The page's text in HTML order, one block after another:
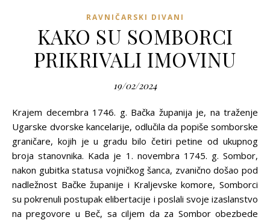
RAVNIČARSKI DIVANI
KAKO SU SOMBORCI
PRIKRIVALI IMOVINU
19/02/2024
Krajem decembra 1746. g. Bačka županija je, na traženje
Ugarske dvorske kancelarije, odlučila da popiše somborske
graničare, kojih je u gradu bilo četiri petine od ukupnog
broja stanovnika. Kada je 1. novembra 1745. g. Sombor,
nakon gubitka statusa vojničkog šanca, zvanično došao pod
nadležnost Bačke županije i Kraljevske komore, Somborci
su pokrenuli postupak elibertacije i poslali svoje izaslanstvo
na pregovore u Beč, sa ciljem da za Sombor obezbede